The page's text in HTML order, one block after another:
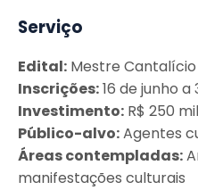
Serviço
Edital: Mestre Cantalício
Inscrições:16 de junho a
Investimento: R$ 250 mil
Público-alvo:Agentes
Áreas contempladas:
manifestações culturais